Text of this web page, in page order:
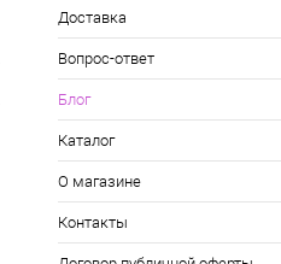
Доставка
Вопрос-ответ
Блог
Каталог
О магазине
Контакты